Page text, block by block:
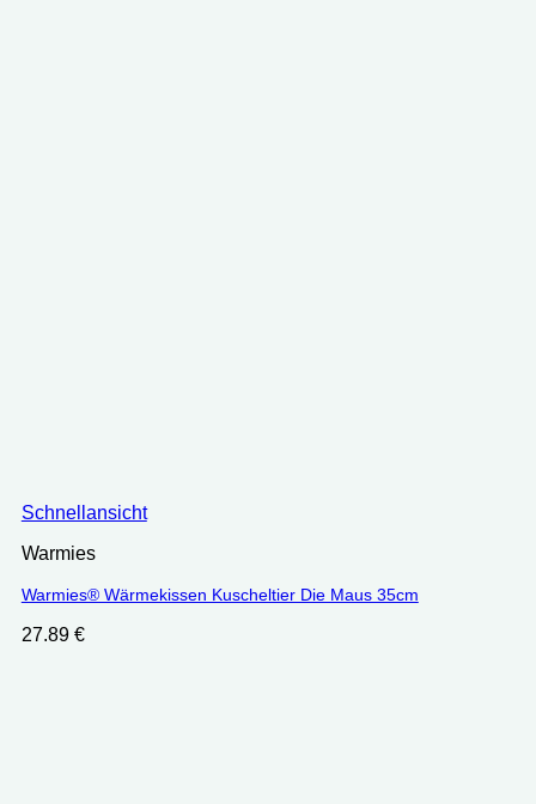
Schnellansicht
Warmies
Warmies® Wärmekissen Kuscheltier Die Maus 35cm
27.89 €